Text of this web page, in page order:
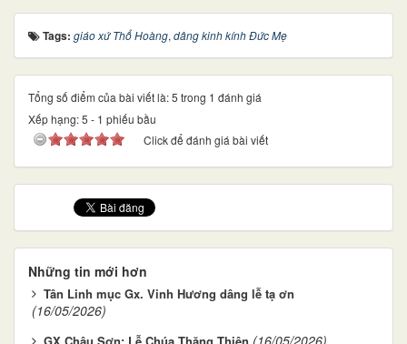
Tags: giáo xứ Thổ Hoàng, dâng kinh kính Đức Mẹ
Tổng số điểm của bài viết là: 5 trong 1 đánh giá
Xếp hạng:5 - 1 phiếu bầu
Click để đánh giá bài viết
Những tin mới hơn
Tân Linh mục Gx. Vinh Hương dâng lễ tạ ơn
(16/05/2026)